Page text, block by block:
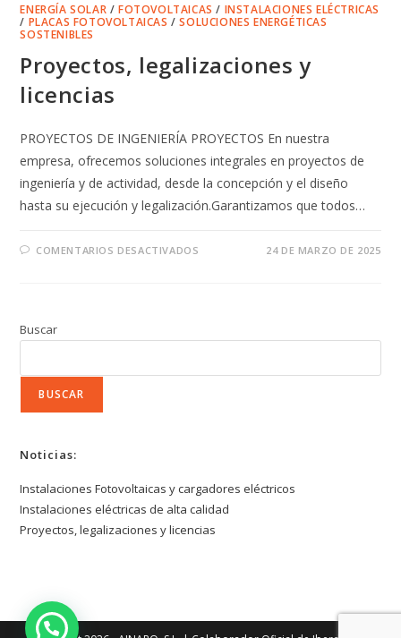
ENERGÍA SOLAR /FOTOVOLTAICAS / INSTALACIONES ELÉCTRICAS
/ PLACAS FOTOVOLTAICAS /SOLUCIONES ENERGÉTICAS
SOSTENIBLES
Proyectos, legalizaciones y
licencias
PROYECTOS DE INGENIERÍA PROYECTOS En nuestra
empresa, ofrecemos soluciones integrales en proyectos de
ingeniería y de actividad, desde la concepción y el diseño
hasta su ejecución y legalización.Garantizamos que todos…
COMENTARIOS DESACTIVADOS 24 DE MARZO DE 2025
Buscar
BUSCAR
Noticias:
Instalaciones Fotovoltaicas y cargadores eléctricos
Instalaciones eléctricas de alta calidad
Proyectos, legalizaciones y licencias